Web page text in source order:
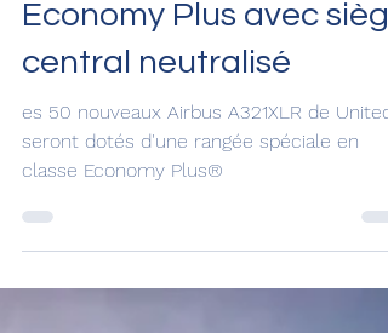
United lance des sièges
Economy Plus avec
central neutralisé
es 50 nouveaux Airbus A321XLR de United
classe Economy Plus®